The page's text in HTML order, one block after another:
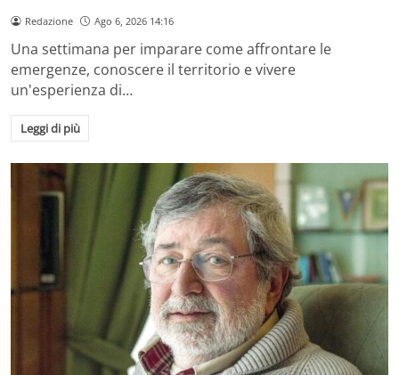
Redazione Ago 6, 2026 14:16
Una settimana per imparare come affrontare le
emergenze, conoscere il territorio e vivere
un'esperienza di…
Leggi di più